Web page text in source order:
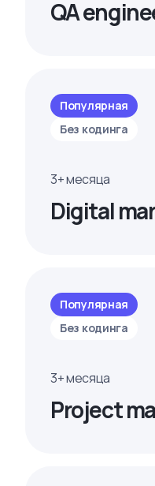
QA
Популярная
Без кодинга
3+ месяца
Digital
Популярная
Без кодинга
3+ месяца
Project